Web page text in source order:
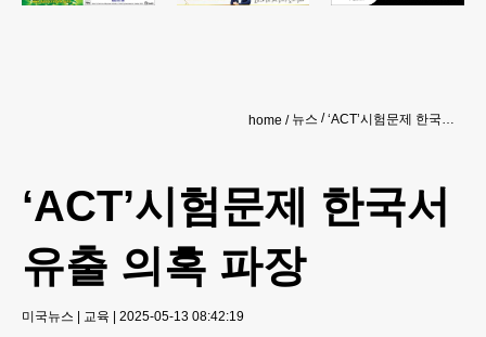
home 뉴스 ‘ACT’시험문제 한국서 유출 의혹 파장
‘ACT’시험문제 한국서
유출 의혹 파장
미국뉴스 | 교육 | 2025-05-13 08:42:19